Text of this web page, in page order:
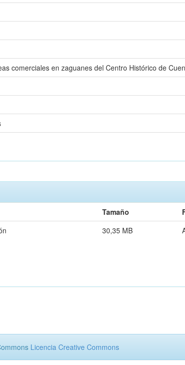
comerciales en zaguanes del Centro Histórico de
Tamaño
30,35 MB
Licencia Creative Commons